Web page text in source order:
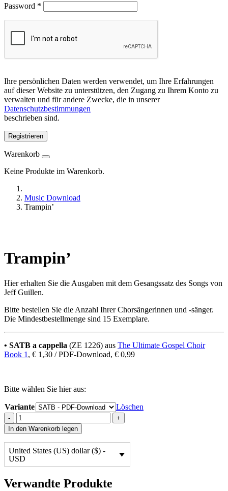
Password *
Ihre persönlichen Daten werden verwendet, um Ihre Erfahrungen
auf dieser Website zu unterstützen, den Zugang zu Ihrem Konto zu
verwalten und für andere Zwecke, die in unserer
Datenschutzbestimmungen
beschrieben sind.
Registrieren
Warenkorb
Keine Produkte im Warenkorb.
Music Download
Trampin’
Trampin’
Hier erhalten Sie die Ausgaben mit dem Gesangssatz des Songs von
Jeff Guillen.
Bitte bestellen Sie die Anzahl Ihrer Chorsängerinnen und -sänger.
Die Mindestbestellmenge sind 15 Exemplare.
• SATB a cappella (ZE 1226) aus The Ultimate Gospel Choir
Book 1 , € 1,30 / PDF-Download, € 0,99
Bitte wählen Sie hier aus:
Variante Löschen
-
Trampin'
quantity
+
In den Warenkorb legen
United States (US) dollar ($) -
USD
Verwandte Produkte